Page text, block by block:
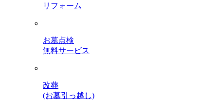
リフォーム
お墓点検
無料サービス
改葬
(お墓引っ越し)